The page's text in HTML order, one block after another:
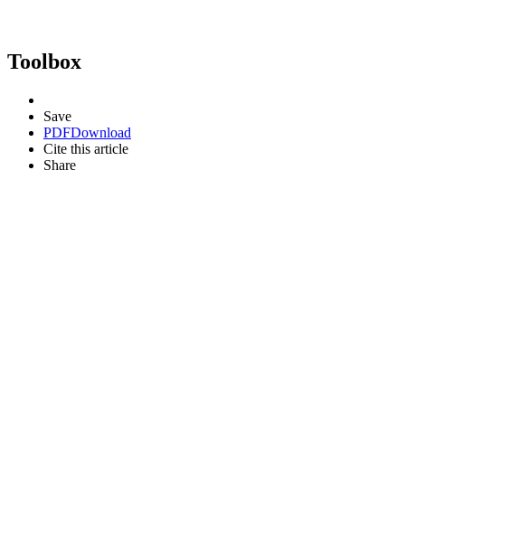
Toolbox
Save
PDFDownload
Cite this article
Share